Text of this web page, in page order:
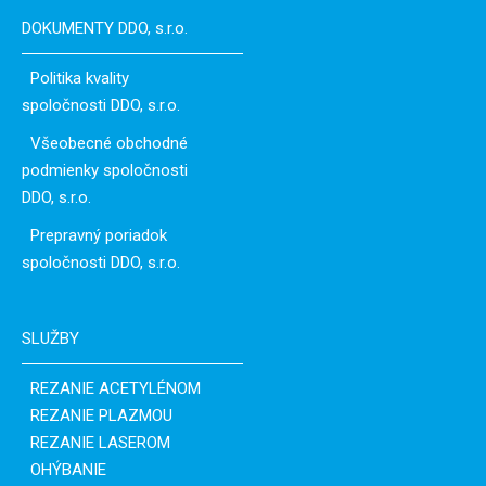
DOKUMENTY DDO, s.r.o.
Politika kvality
spoločnosti DDO, s.r.o.
Všeobecné obchodné
podmienky spoločnosti
DDO, s.r.o.
Prepravný poriadok
spoločnosti DDO, s.r.o.
SLUŽBY
REZANIE ACETYLÉNOM
REZANIE PLAZMOU
REZANIE LASEROM
OHÝBANIE